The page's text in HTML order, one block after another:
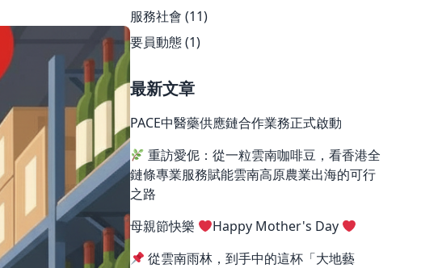
服務社會 (11)
要員動態(1)
最新文章
PACE中醫藥供應鏈合作業務正式啟動
重訪愛伲：從一粒雲南咖啡豆，看香港全
鏈條專業服務賦能雲南高原農業出海的可行
之路
母親節快樂
Happy Mother's Day
從雲南雨林，到手中的這杯「大地藝